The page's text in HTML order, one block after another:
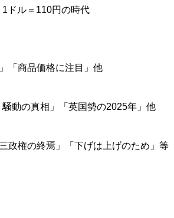
1ドル＝110円の時代
「商品価格に注目」他
動の真相」「英国勢の2025年」他
政権の終焉」「下げは上げのため」等